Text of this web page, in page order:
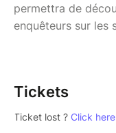
permettra de
enquêteurs sur les
Tickets